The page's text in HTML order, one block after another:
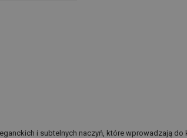
i subtelnych naczyń, które wprowadzają do